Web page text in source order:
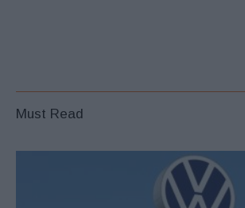
Must Read